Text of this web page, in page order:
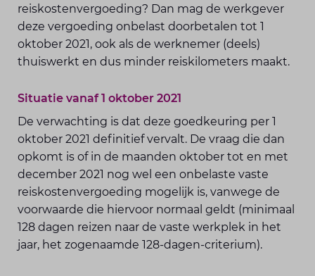
reiskostenvergoeding? Dan mag de werkgever
deze vergoeding onbelast doorbetalen tot 1
oktober 2021, ook als de werknemer (deels)
thuiswerkt en dus minder reiskilometers maakt.
Situatie vanaf 1 oktober 2021
De verwachting is dat deze goedkeuring per 1
oktober 2021 definitief vervalt. De vraag die dan
opkomt is of in de maanden oktober tot en met
december 2021 nog wel een onbelaste vaste
reiskostenvergoeding mogelijk is, vanwege de
voorwaarde die hiervoor normaal geldt (minimaal
128 dagen reizen naar de vaste werkplek in het
jaar, het zogenaamde 128-dagen-criterium).